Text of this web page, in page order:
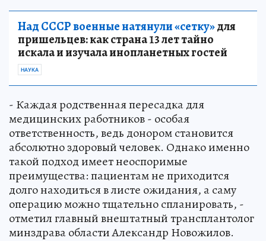
Над СССР военные натянули «сетку»для
пришельцев: как страна 13 лет тайно
искала и изучала инопланетных гостей
НАУКА
- Каждая родственная пересадка для
медицинских работников - особая
ответственность, ведь донором становится
абсолютно здоровый человек. Однако именно
такой подход имеет неоспоримые
преимущества: пациентам не приходится
долго находиться в листе ожидания, а саму
операцию можно тщательно спланировать, -
отметил главный внештатный трансплантолог
минздрава области Александр Новожилов.